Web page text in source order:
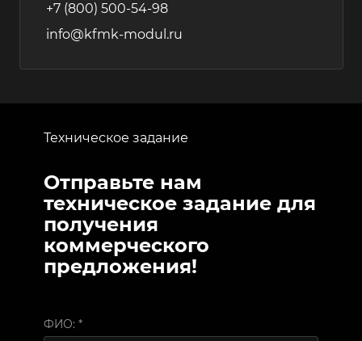
+7 (800) 500-54-98
info@kfmk-modul.ru
Техническое задание
Отправьте нам
техническое задание для
получения
коммерческого
предложения!
ФИО: *